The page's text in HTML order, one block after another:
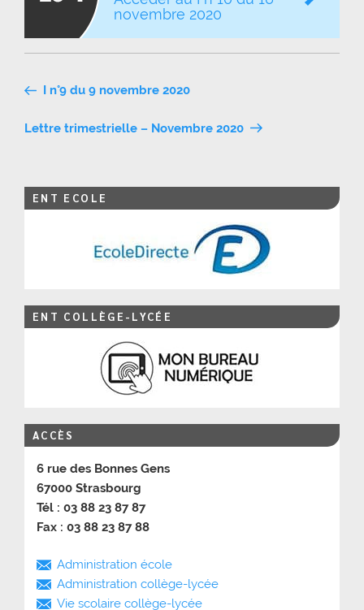
novembre 2020
Navigation
de
I n°9 du 9 novembre 2020
Lettre trimestrielle – Novembre 2020
ENT ECOLE
ENT COLLÈGE-LYCÉE
ACCÈS
6 rue des Bonnes Gens
67000 Strasbourg
Tél : 03 88 23 87 87
Fax : 03 88 23 87 88
Administration école
Administration collège-lycée
Vie scolaire collège-lycée